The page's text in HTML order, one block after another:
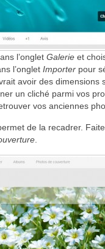
l’onglet Galerie et
l’onglet Importer pour
avoir des dimensions
un cliché parmi vos
vos anciennes
de la recadrer.